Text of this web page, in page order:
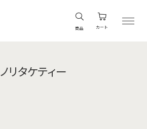
商品 カート
ノリタケティー